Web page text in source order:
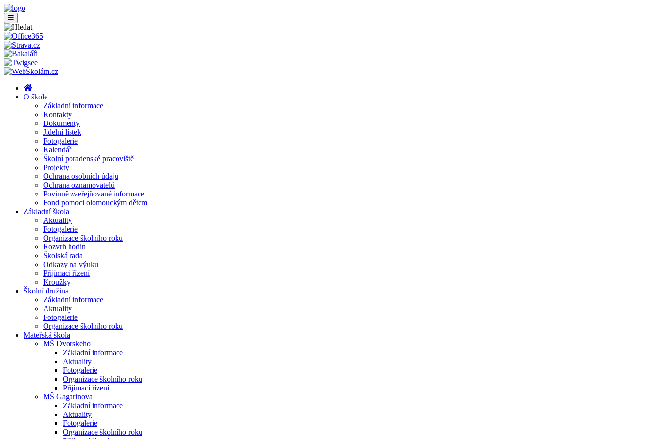
O škole
Základní informace
Kontakty
Dokumenty
Jídelní lístek
Fotogalerie
Kalendář
Školní poradenské pracoviště
Projekty
Ochrana osobních údajů
Ochrana oznamovatelů
Povinně zveřejňované informace
Fond pomoci olomouckým dětem
Základní škola
Aktuality
Fotogalerie
Organizace školního roku
Rozvrh hodin
Školská rada
Odkazy na výuku
Přijímací řízení
Kroužky
Školní družina
Základní informace
Aktuality
Fotogalerie
Organizace školního roku
Mateřská škola
MŠ Dvorského
Základní informace
Aktuality
Fotogalerie
Organizace školního roku
Přijímací řízení
MŠ Gagarinova
Základní informace
Aktuality
Fotogalerie
Organizace školního roku